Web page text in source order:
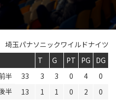
ップのご案内
埼玉パナソニックワイルドナイツ
T G PT PG
DG
半 33 3 3 0 4
0
半 13 1 1 0 2
0